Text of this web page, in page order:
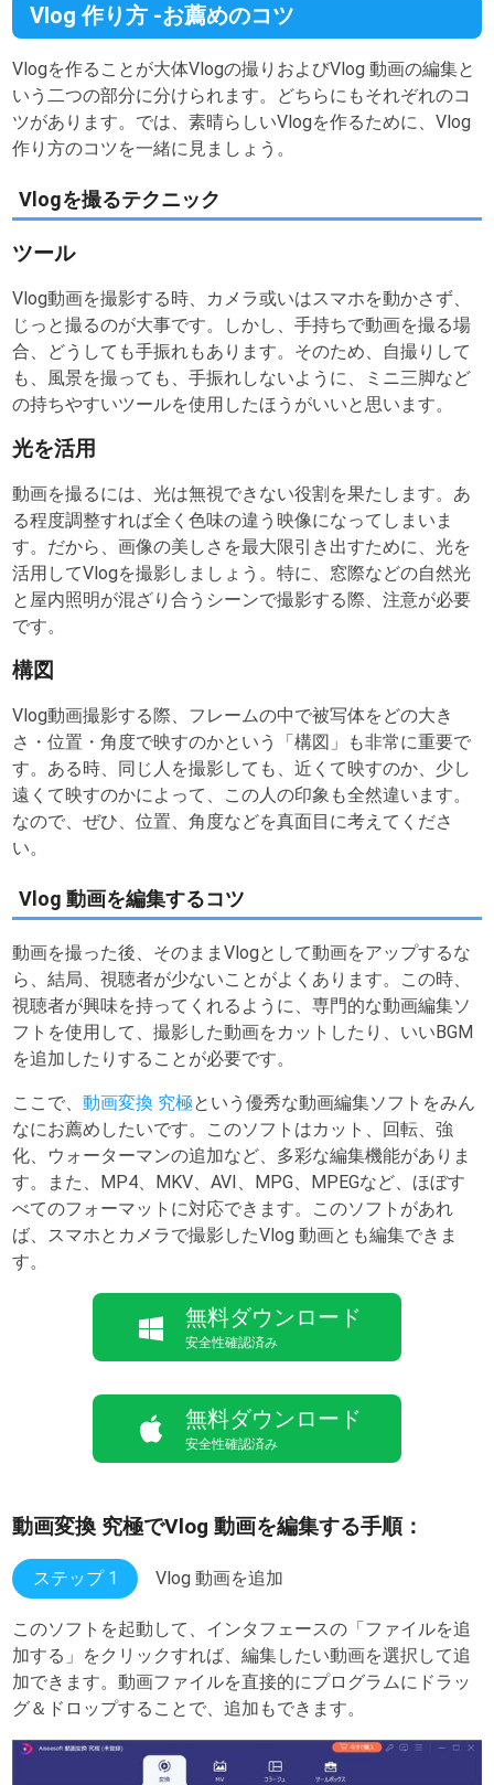
Vlog 作り方 -お薦めのコツ
Vlogを作ることが大体Vlogの撮りおよびVlog 動画の編集と
いう二つの部分に分けられます。どちらにもそれぞれのコ
ツがあります。では、素晴らしいVlogを作るために、Vlog
作り方のコツを一緒に見ましょう。
Vlogを撮るテクニック
ツール
Vlog動画を撮影する時、カメラ或いはスマホを動かさず、
じっと撮るのが大事です。しかし、手持ちで動画を撮る場
合、どうしても手振れもあります。そのため、自撮りして
も、風景を撮っても、手振れしないように、ミニ三脚など
の持ちやすいツールを使用したほうがいいと思います。
光を活用
動画を撮るには、光は無視できない役割を果たします。あ
る程度調整すれば全く色味の違う映像になってしまいま
す。だから、画像の美しさを最大限引き出すために、光を
活用してVlogを撮影しましょう。特に、窓際などの自然光
と屋内照明が混ざり合うシーンで撮影する際、注意が必要
です。
構図
Vlog動画撮影する際、フレームの中で被写体をどの大き
さ・位置・角度で映すのかという「構図」も非常に重要で
す。ある時、同じ人を撮影しても、近くて映すのか、少し
遠くて映すのかによって、この人の印象も全然違います。
なので、ぜひ、位置、角度などを真面目に考えてくださ
い。
Vlog 動画を編集するコツ
動画を撮った後、そのままVlogとして動画をアップするな
ら、結局、視聴者が少ないことがよくあります。この時、
視聴者が興味を持ってくれるように、専門的な動画編集ソ
フトを使用して、撮影した動画をカットしたり、いいBGM
を追加したりすることが必要です。
ここで、動画変換 究極という優秀な動画編集ソフトをみん
なにお薦めしたいです。このソフトはカット、回転、強
化、ウォーターマンの追加など、多彩な編集機能がありま
す。また、MP4、MKV、AVI、MPG、MPEGなど、ほぼす
べてのフォーマットに対応できます。このソフトがあれ
ば、スマホとカメラで撮影したVlog 動画とも編集できま
す。
無料ダウンロード
安全性確認済み
無料ダウンロード
安全性確認済み
動画変換 究極でVlog 動画を編集する手順：
ステップ 1 Vlog 動画を追加
このソフトを起動して、インタフェースの「ファイルを追
加する」をクリックすれば、編集したい動画を選択して追
加できます。動画ファイルを直接的にプログラムにドラッ
グ＆ドロップすることで、追加もできます。